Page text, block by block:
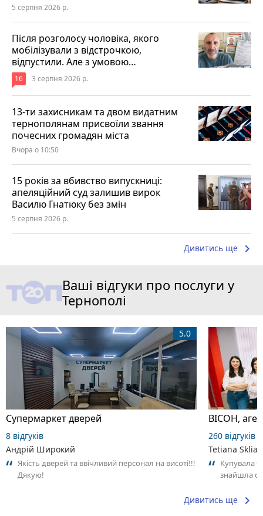
5 серпня 2026 р.
Після розголосу чоловіка, якого
мобілізували з відстрочкою,
відпустили. Але з умовою…
16 3 серпня 2026 р.
13-ти захисникам та двом видатним
тернополянам присвоїли звання
почесних громадян міста
Вчора о 10:50
15 років за вбивство випускниці:
апеляційний суд залишив вирок
Василю Гнатюку без змін
5 серпня 2026 р.
Дивитись ще keyboard_arrow_right
Ваші відгуки про послуги у
Тернополі
Супермаркет дверей
5.0
8 відгуків
Андрій Широкий
Якість дверей та ввічливий персонал на висоті!!!
Дякую!
ВІСОН,
260 відгуків
Tetiana
Купувала
знайшла
Дивитись ще keyboard_arrow_right